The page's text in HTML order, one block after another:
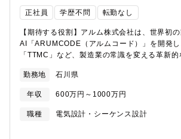
正社員 学歴不問 転勤なし
【期待する役割】アルム株式会社は、世界初
AI「ARUMCODE（アルムコード）」を開発
「TTMC」など、製造業の常識を変える革新
装置における電気設計エンジニアとして、制
装置立ち上げ支援などをご担当いただきます
との連携を前提とした設計となるため、従来の
る視点での提案力も求められます。【職務内容
■PLCを用いた制御設計（主に三菱・キーエン
勤務地 石川県
年収 600万円～1000万円
職種
電気設計・シーケンス設計